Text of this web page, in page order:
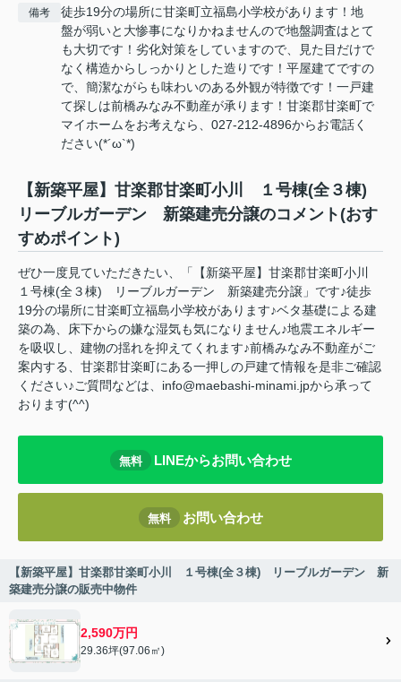
備考
徒歩19分の場所に甘楽町立福島小学校があります！地
盤が弱いと大惨事になりかねませんので地盤調査はとて
も大切です！劣化対策をしていますので、見た目だけで
なく構造からしっかりとした造りです！平屋建てですの
で、簡潔ながらも味わいのある外観が特徴です！一戸建
て探しは前橋みなみ不動産が承ります！甘楽郡甘楽町で
マイホームをお考えなら、027-212-4896からお電話く
ださい(*´ω`*)
【新築平屋】甘楽郡甘楽町小川 １号棟(全３棟)
リーブルガーデン 新築建売分譲のコメント(おす
すめポイント)
ぜひ一度見ていただきたい、「【新築平屋】甘楽郡甘楽町小川
１号棟(全３棟) リーブルガーデン 新築建売分譲」です♪徒歩
19分の場所に甘楽町立福島小学校があります♪ベタ基礎による建
築の為、床下からの嫌な湿気も気になりません♪地震エネルギー
を吸収し、建物の揺れを抑えてくれます♪前橋みなみ不動産がご
案内する、甘楽郡甘楽町にある一押しの戸建て情報を是非ご確認
ください♪ご質問などは、info@maebashi-minami.jpから承って
おります(^^)
無料 LINEからお問い合わせ
無料 お問い合わせ
【新築平屋】甘楽郡甘楽町小川 １号棟(全３棟) リーブルガーデン 新
築建売分譲の販売中物件
2,590万円
29.36坪(97.06㎡)